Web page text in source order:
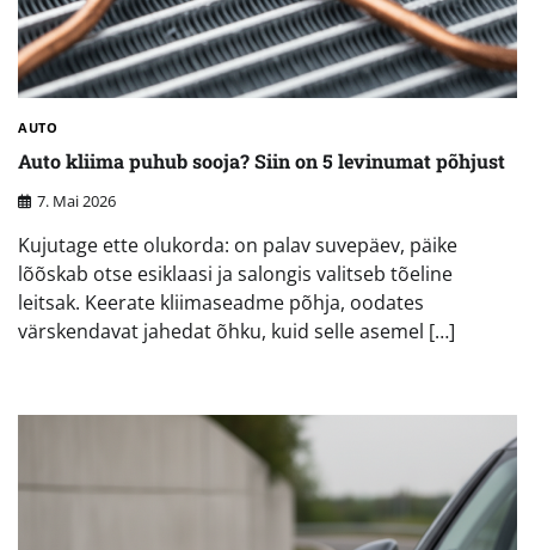
AUTO
Auto kliima puhub sooja? Siin on 5 levinumat põhjust
7. Mai 2026
Kujutage ette olukorda: on palav suvepäev, päike
lõõskab otse esiklaasi ja salongis valitseb tõeline
leitsak. Keerate kliimaseadme põhja, oodates
värskendavat jahedat õhku, kuid selle asemel […]